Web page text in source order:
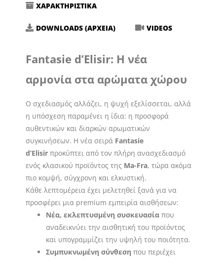
Αυτοκινήτου
ΧΑΡΑΚΤΗΡΙΣΤΙΚΑ
DOWNLOADS (ΑΡΧΕΙΑ) VIDEOS
Fantasie d’Elisir: Η νέα
αρμονία στα αρώματα χώρου
Ο σχεδιασμός αλλάζει, η ψυχή εξελίσσεται, αλλά
η υπόσχεση παραμένει η ίδια: η προσφορά
αυθεντικών και διαρκών αρωματικών
συγκινήσεων. Η νέα σειρά Fantasie
d’Elisir προκύπτει από τον πλήρη ανασχεδιασμό
ενός κλασικού προϊόντος της Ma-Fra, τώρα ακόμα
πιο κομψή, σύγχρονη και ελκυστική.
Κάθε λεπτομέρεια έχει μελετηθεί ξανά για να
προσφέρει μια premium εμπειρία αισθήσεων:
Νέα, εκλεπτυσμένη συσκευασία που
αναδεικνύει την αισθητική του προϊόντος
και υπογραμμίζει την υψηλή του ποιότητα.
Συμπυκνωμένη σύνθεση που περιέχει